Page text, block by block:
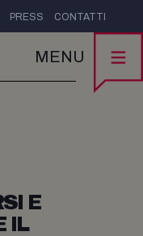
PRESS CONTATTI
MENU
E
IL